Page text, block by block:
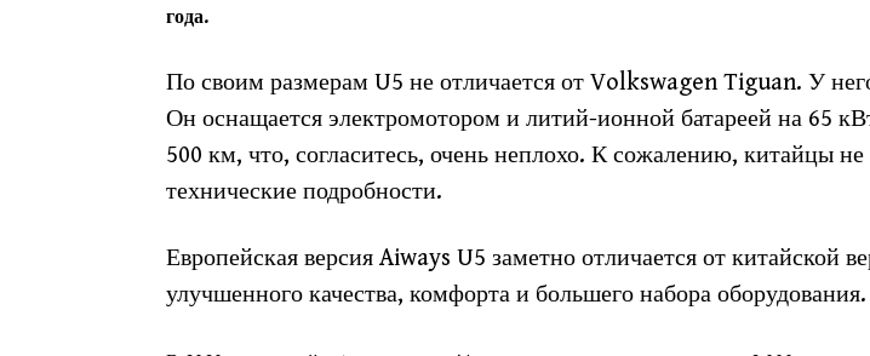
года.
По своим размерам U5 не отличается от Volkswagen Tiguan. У
Он оснащается электромотором и литий-ионной батареей на 65
500 км, что, согласитесь, очень неплохо. К сожалению, китайцы не
технические подробности.
Европейская версия Aiways U5 заметно отличается от китайской
улучшенного качества, комфорта и большего набора оборудования.